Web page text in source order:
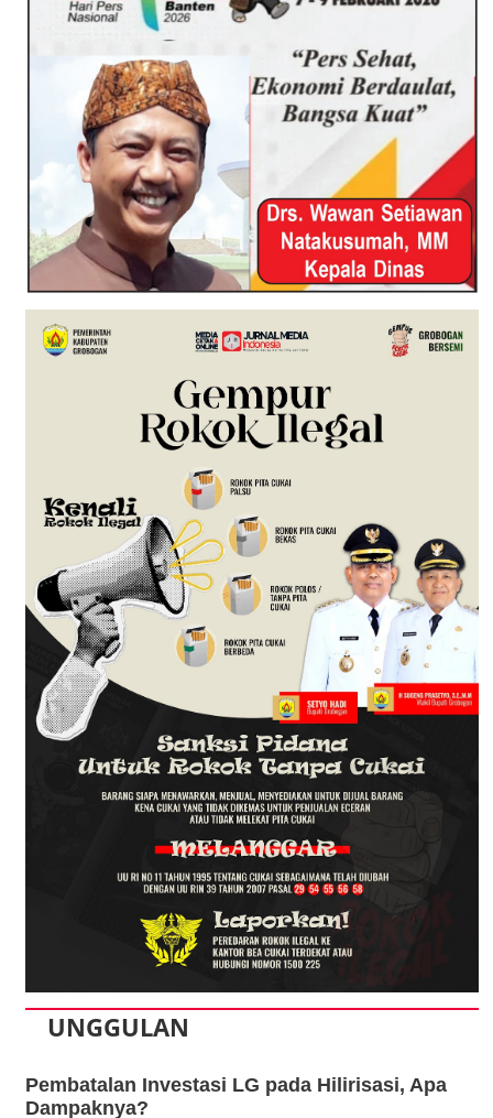
UNGGULAN
Pembatalan Investasi LG pada Hilirisasi, Apa
Dampaknya?